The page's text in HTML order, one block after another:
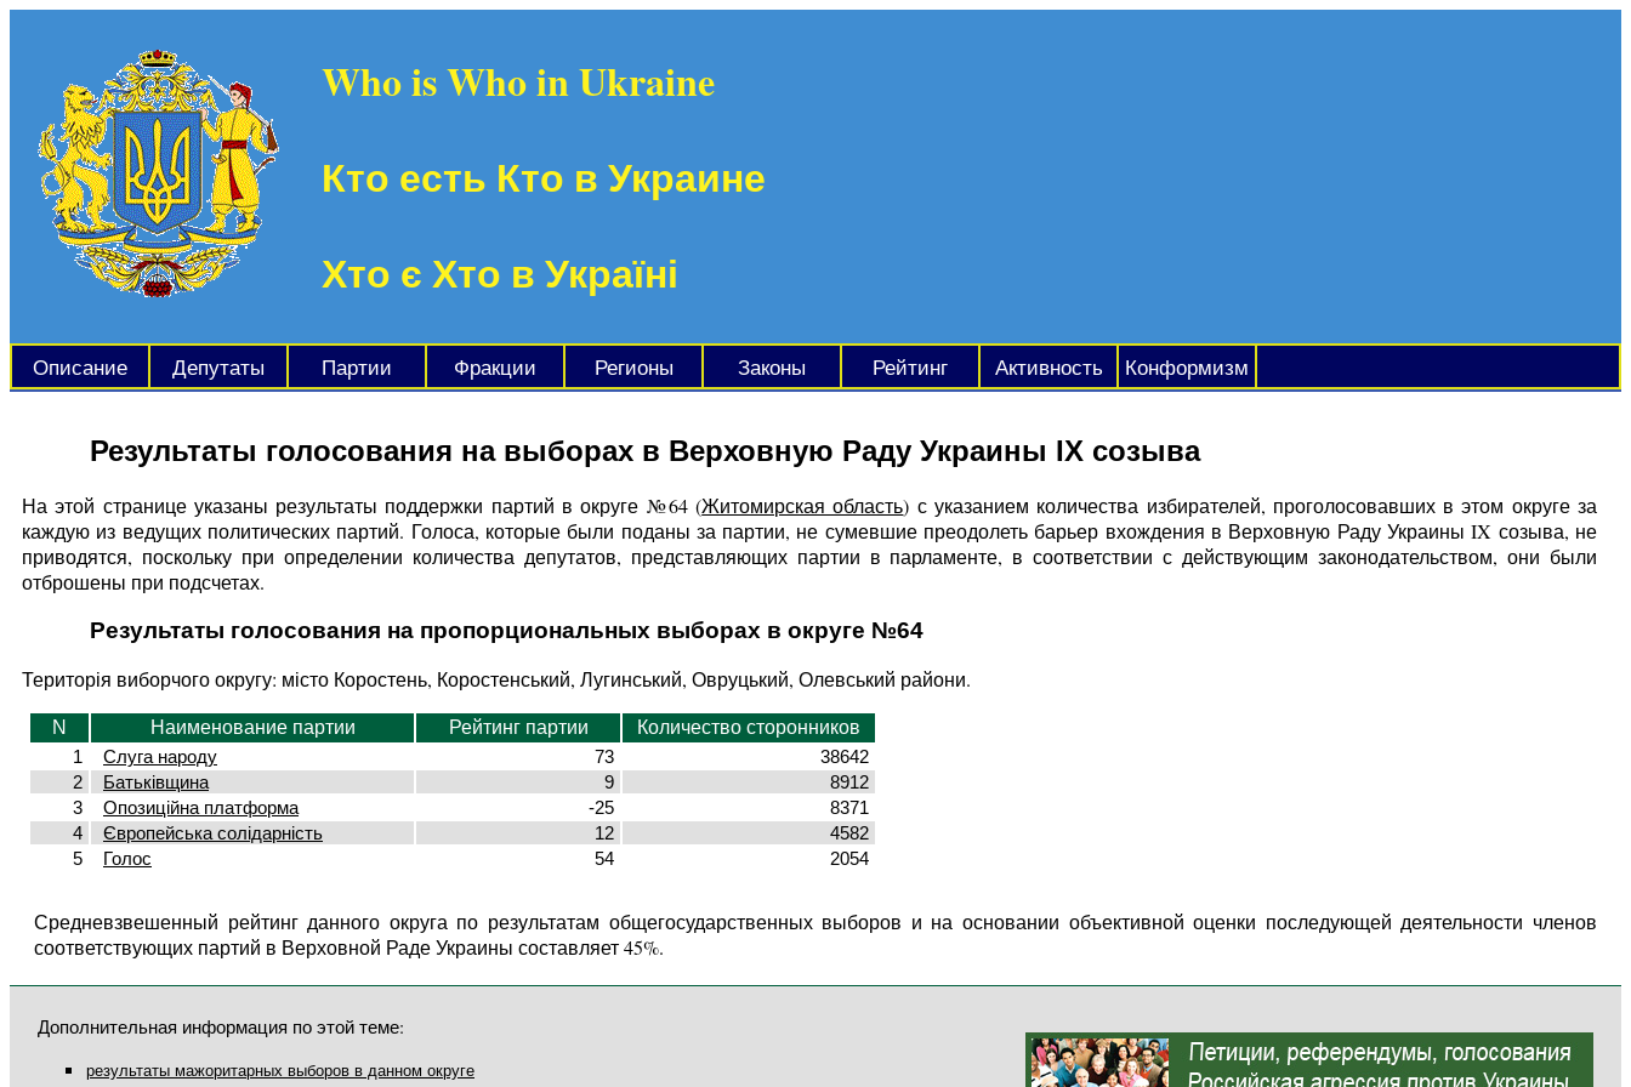
Who is Who in Ukraine
Кто есть Кто в Украине
Хто є Хто в Україні
Описание Депутаты Партии Фракции Регионы Законы Рейтинг Активность Конформизм
Результаты голосования на выборах в Верховную Раду Украины IX созыва
На этой странице указаны результаты поддержки партий в округе №64 (Житомирская область) с указанием количества избирателей, проголосовавших в этом округе за
каждую из ведущих политических партий. Голоса, которые были поданы за партии, не сумевшие преодолеть барьер вхождения в Верховную Раду Украины IX созыва, не
приводятся, поскольку при определении количества депутатов, представляющих партии в парламенте, в соответствии с действующим законодательством, они были
отброшены при подсчетах.
Результаты голосования на пропорциональных выборах в округе №64
Територія виборчого округу: місто Коростень, Коростенський, Лугинський, Овруцький, Олевський райони.
N Наименование партии Рейтинг партии
Количество сторонников
1
Слуга народу 73
38642
2
Батьківщина 9
8912
3
Опозиційна платформа -25
8371
4
Європейська солідарність 12
4582
5
Голос 54 2054
Средневзвешенный рейтинг данного округа по результатам общегосударственных выборов и на основании объективной оценки последующей деятельности членов
соответствующих партий в Верховной Раде Украины составляет 45%.
Дополнительная информация по этой теме:
результаты мажоритарных выборов в данном округе